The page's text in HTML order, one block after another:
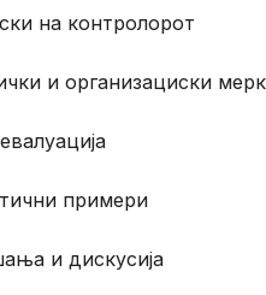
на контролорот
и организациски
примери
и дискусија